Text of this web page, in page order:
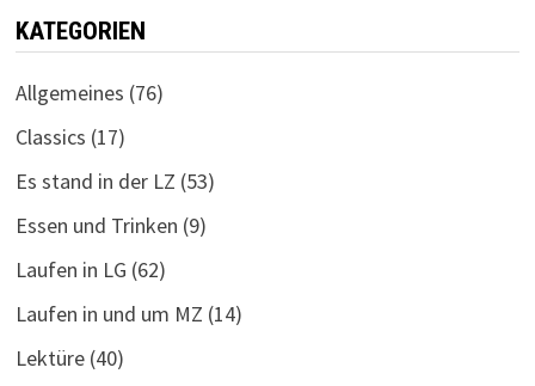
KATEGORIEN
Allgemeines (76)
Classics (17)
Es stand in der LZ (53)
Essen und Trinken (9)
Laufen in LG (62)
Laufen in und um MZ (14)
Lektüre(40)